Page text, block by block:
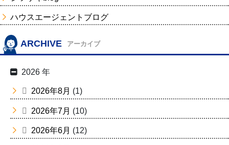
ハウスエージェントブログ
ARCHIVE アーカイブ
2026 年
2026年8月 (1)
2026年7月 (10)
2026年6月 (12)